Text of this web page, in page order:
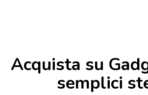
Acquista su
semplici